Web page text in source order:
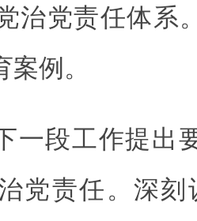
治党责任体系
例。
一段工作提出
党责任。深刻